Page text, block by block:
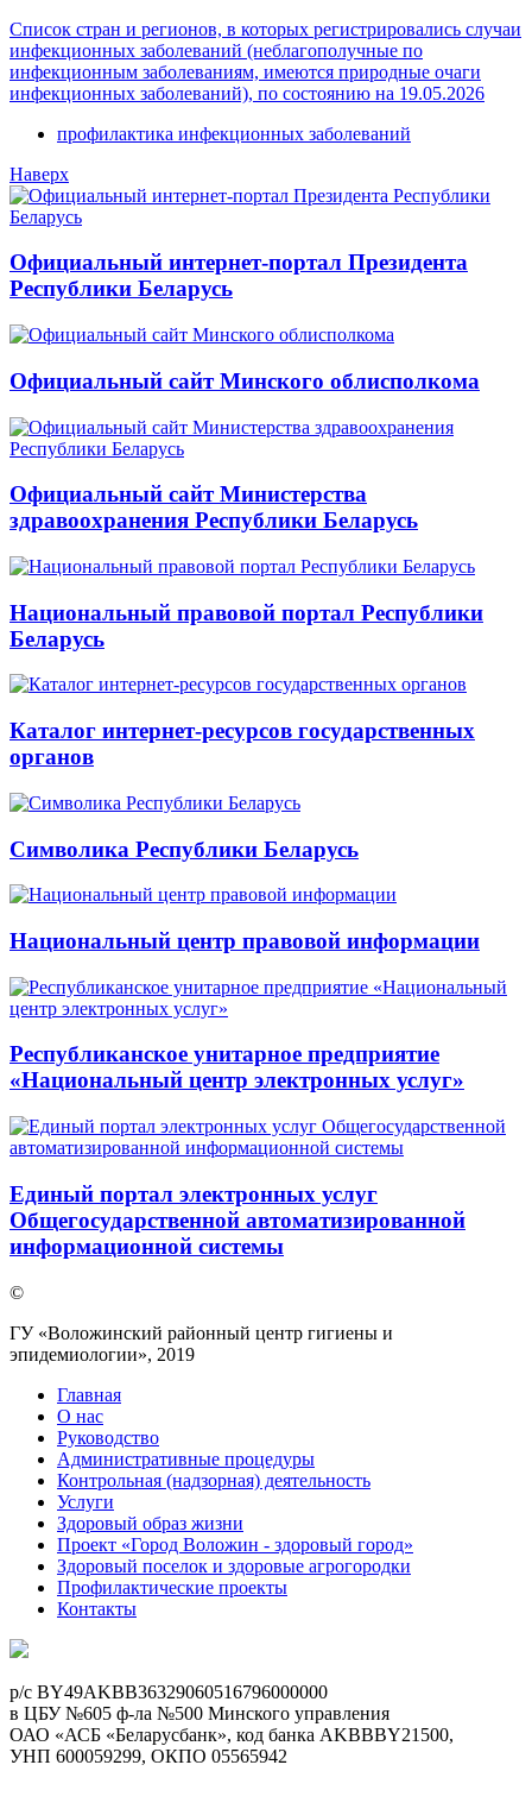
Список стран и регионов, в которых регистрировались случаи
инфекционных заболеваний (неблагополучные по
инфекционным заболеваниям, имеются природные очаги
инфекционных заболеваний), по состоянию на 19.05.2026
профилактика инфекционных заболеваний
Наверх
Официальный интернет-портал Президента
Республики Беларусь
Официальный сайт Минского облисполкома
Официальный сайт Министерства
здравоохранения Республики Беларусь
Национальный правовой портал Республики
Беларусь
Каталог интернет-ресурсов государственных
органов
Символика Республики Беларусь
Национальный центр правовой информации
Республиканское унитарное предприятие
«Национальный центр электронных услуг»
Единый портал электронных услуг
Общегосударственной автоматизированной
информационной системы
©
ГУ «Воложинский районный центр гигиены и
эпидемиологии», 2019
Главная
О нас
Руководство
Административные процедуры
Контрольная (надзорная) деятельность
Услуги
Здоровый образ жизни
Проект «Город Воложин - здоровый город»
Здоровый поселок и здоровые агрогородки
Профилактические проекты
Контакты
p/c BY49AKBB36329060516796000000
в ЦБУ №605 ф-ла №500 Минского управления
ОАО «АСБ «Беларусбанк», код банка AKBBBY21500,
УНП 600059299, ОКПО 05565942